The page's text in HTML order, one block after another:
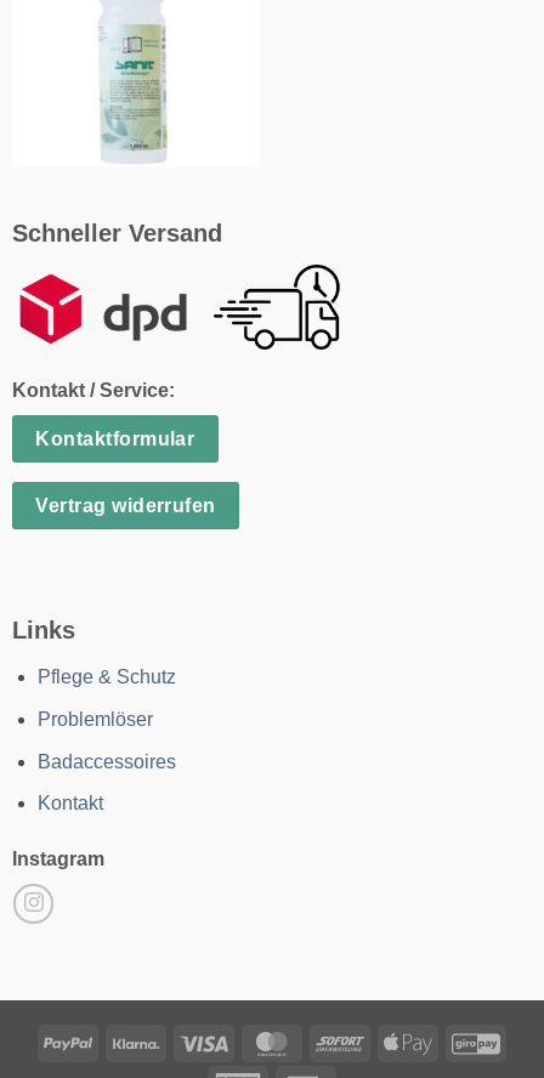
Schneller Versand
Kontakt / Service:
Kontaktformular
Vertrag widerrufen
Links
Pflege & Schutz
Problemlöser
Badaccessoires
Kontakt
Instagram
PayPal Klarna Visa MasterCardSofort
Apple